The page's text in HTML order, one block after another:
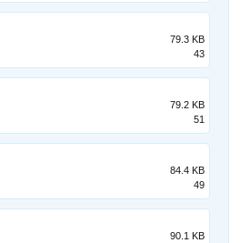
79.3 KB
43
79.2 KB
51
84.4 KB
49
90.1 KB